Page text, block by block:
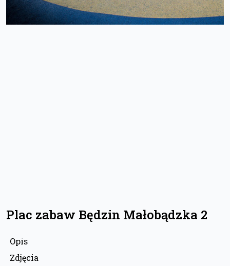
Plac zabaw Będzin Małobądzka 2
Opis
Zdjęcia